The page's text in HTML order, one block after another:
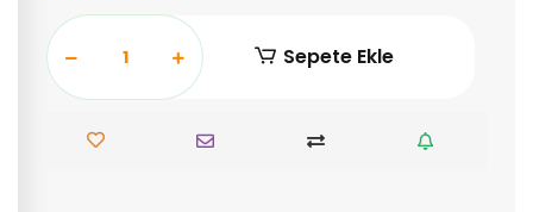
Sepete Ekle